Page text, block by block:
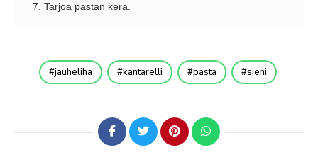
Tarjoa pastan kera.
jauheliha kantarelli pasta sieni